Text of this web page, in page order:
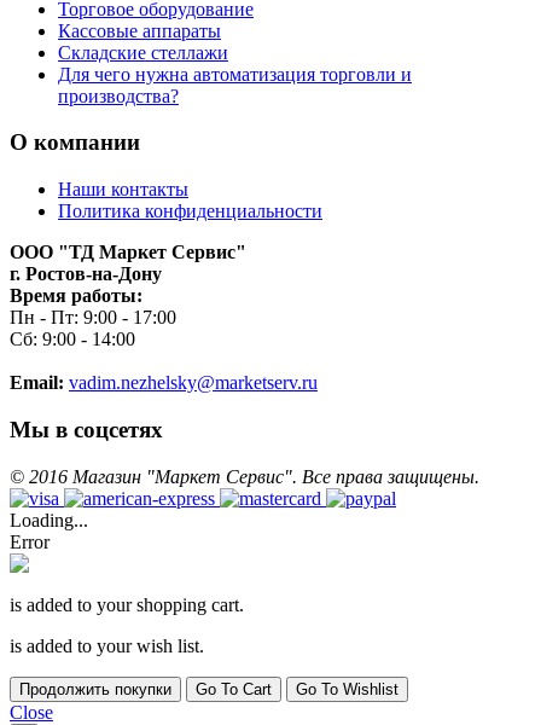
Торговое оборудование
Кассовые аппараты
Складские стеллажи
Для чего нужна автоматизация торговли и
производства?
О компании
Наши контакты
Политика конфиденциальности
ООО "ТД Маркет Сервис"
г. Ростов-на-Дону
Время работы:
Пн - Пт: 9:00 - 17:00
Сб: 9:00 - 14:00
Email: vadim.nezhelsky@marketserv.ru
Мы в соцсетях
© 2016 Магазин "Маркет Сервис". Все права защищены.
Loading...
Error
is added to your shopping cart.
is added to your wish list.
Продолжить покупки Go To Cart Go To Wishlist
Close